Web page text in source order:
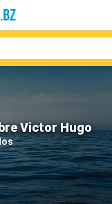
Victor Hugo
Compañías